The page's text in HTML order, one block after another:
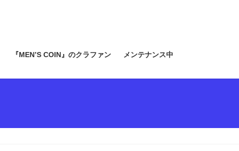
『MEN’S COIN』のクラファン メンテナンス中